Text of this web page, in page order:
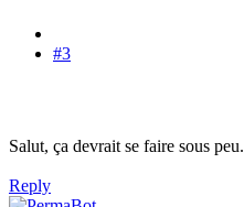
#3
Salut, ça devrait se faire sous peu.
Reply